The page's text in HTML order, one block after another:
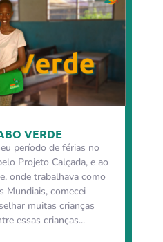
VERDE
período de férias no
Projeto Calçada, e ao
onde trabalhava como
Mundiais, comecei
muitas crianças
essas crianças...